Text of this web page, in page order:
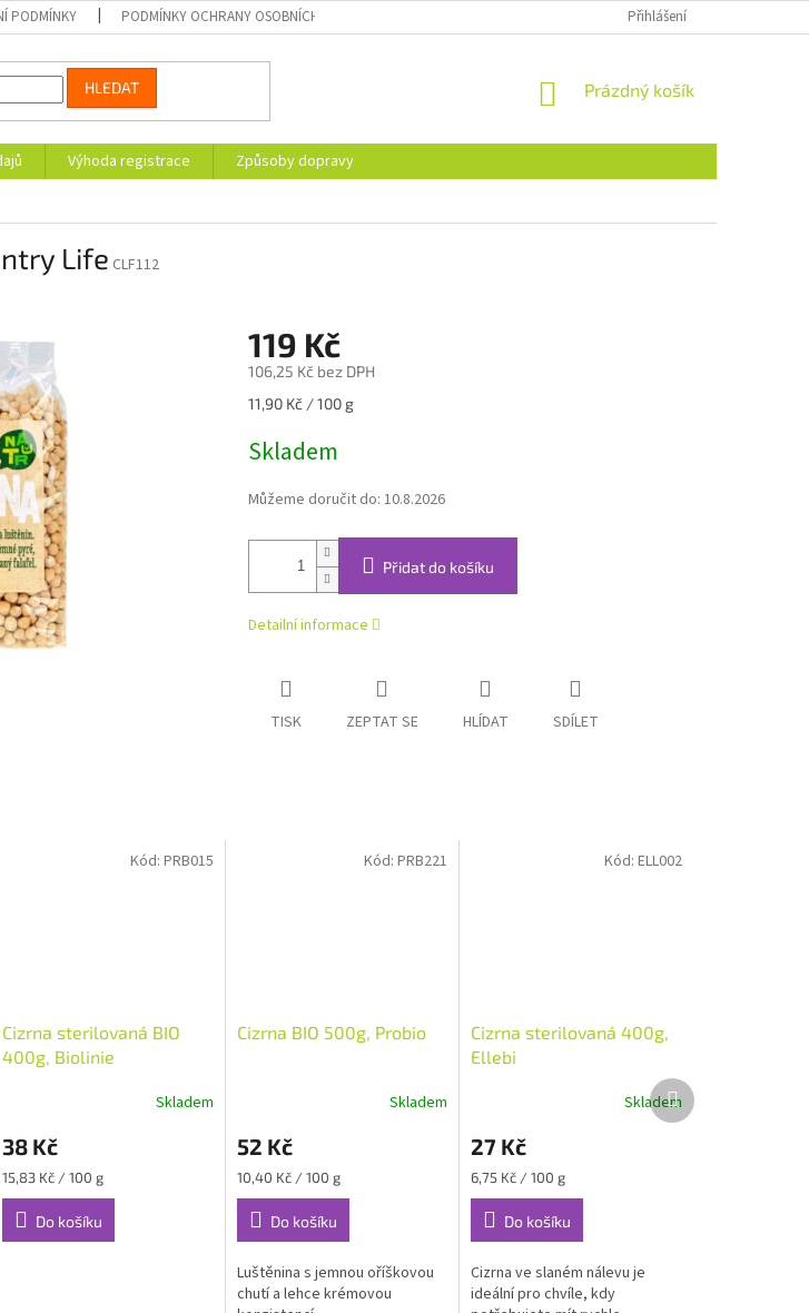
PODMÍNKY PODMÍNKY OCHRANY OSOBNÍCH ÚDAJŮ Přihlášení
HLEDAT
NÁKUPNÍ
Prázdný košík
Výhoda registrace
Způsoby dopravy
Life CLF112
119 Kč
106,25 Kč bez DPH
Měrná
11,90 Kč / 100 g
Skladem
Můžeme doručit do: 10.8.2026
Přidat do košíku
Detailní informace
TISK ZEPTAT SE HLÍDAT SDÍLET
Cizrna sterilovaná BIO
400g, Biolinie
Skladem
38 Kč
Měrná
cena:
15,83 Kč / 100 g
Do košíku
Kód: PRB015
Cizrna BIO 500g, Probio
Skladem
52 Kč
Měrná
cena:
10,40 Kč / 100 g
Do košíku
Luštěnina s jemnou oříškovou
chutí a lehce krémovou
Kód:PRB221
Cizrna sterilovaná 400g,
Ellebi
Skladem
27 Kč
Měrná
cena:
6,75 Kč / 100 g
Do košíku
Cizrna ve slaném nálevu je
ideální pro chvíle, kdy
Kód: ELL002
Další
produkt